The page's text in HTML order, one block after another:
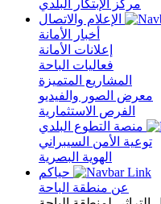
مركز الإبتكار البلدي
أخبار الأمانة
إعلانات الأمانة
فعاليات الباحة
المشاريع المتميزة
معرض الصور والفيديو
الفرص الاستثمارية
منصة التطوع البلدي
توعية الأمن السيبراني
الهوية البصرية
عن منطقة الباحة